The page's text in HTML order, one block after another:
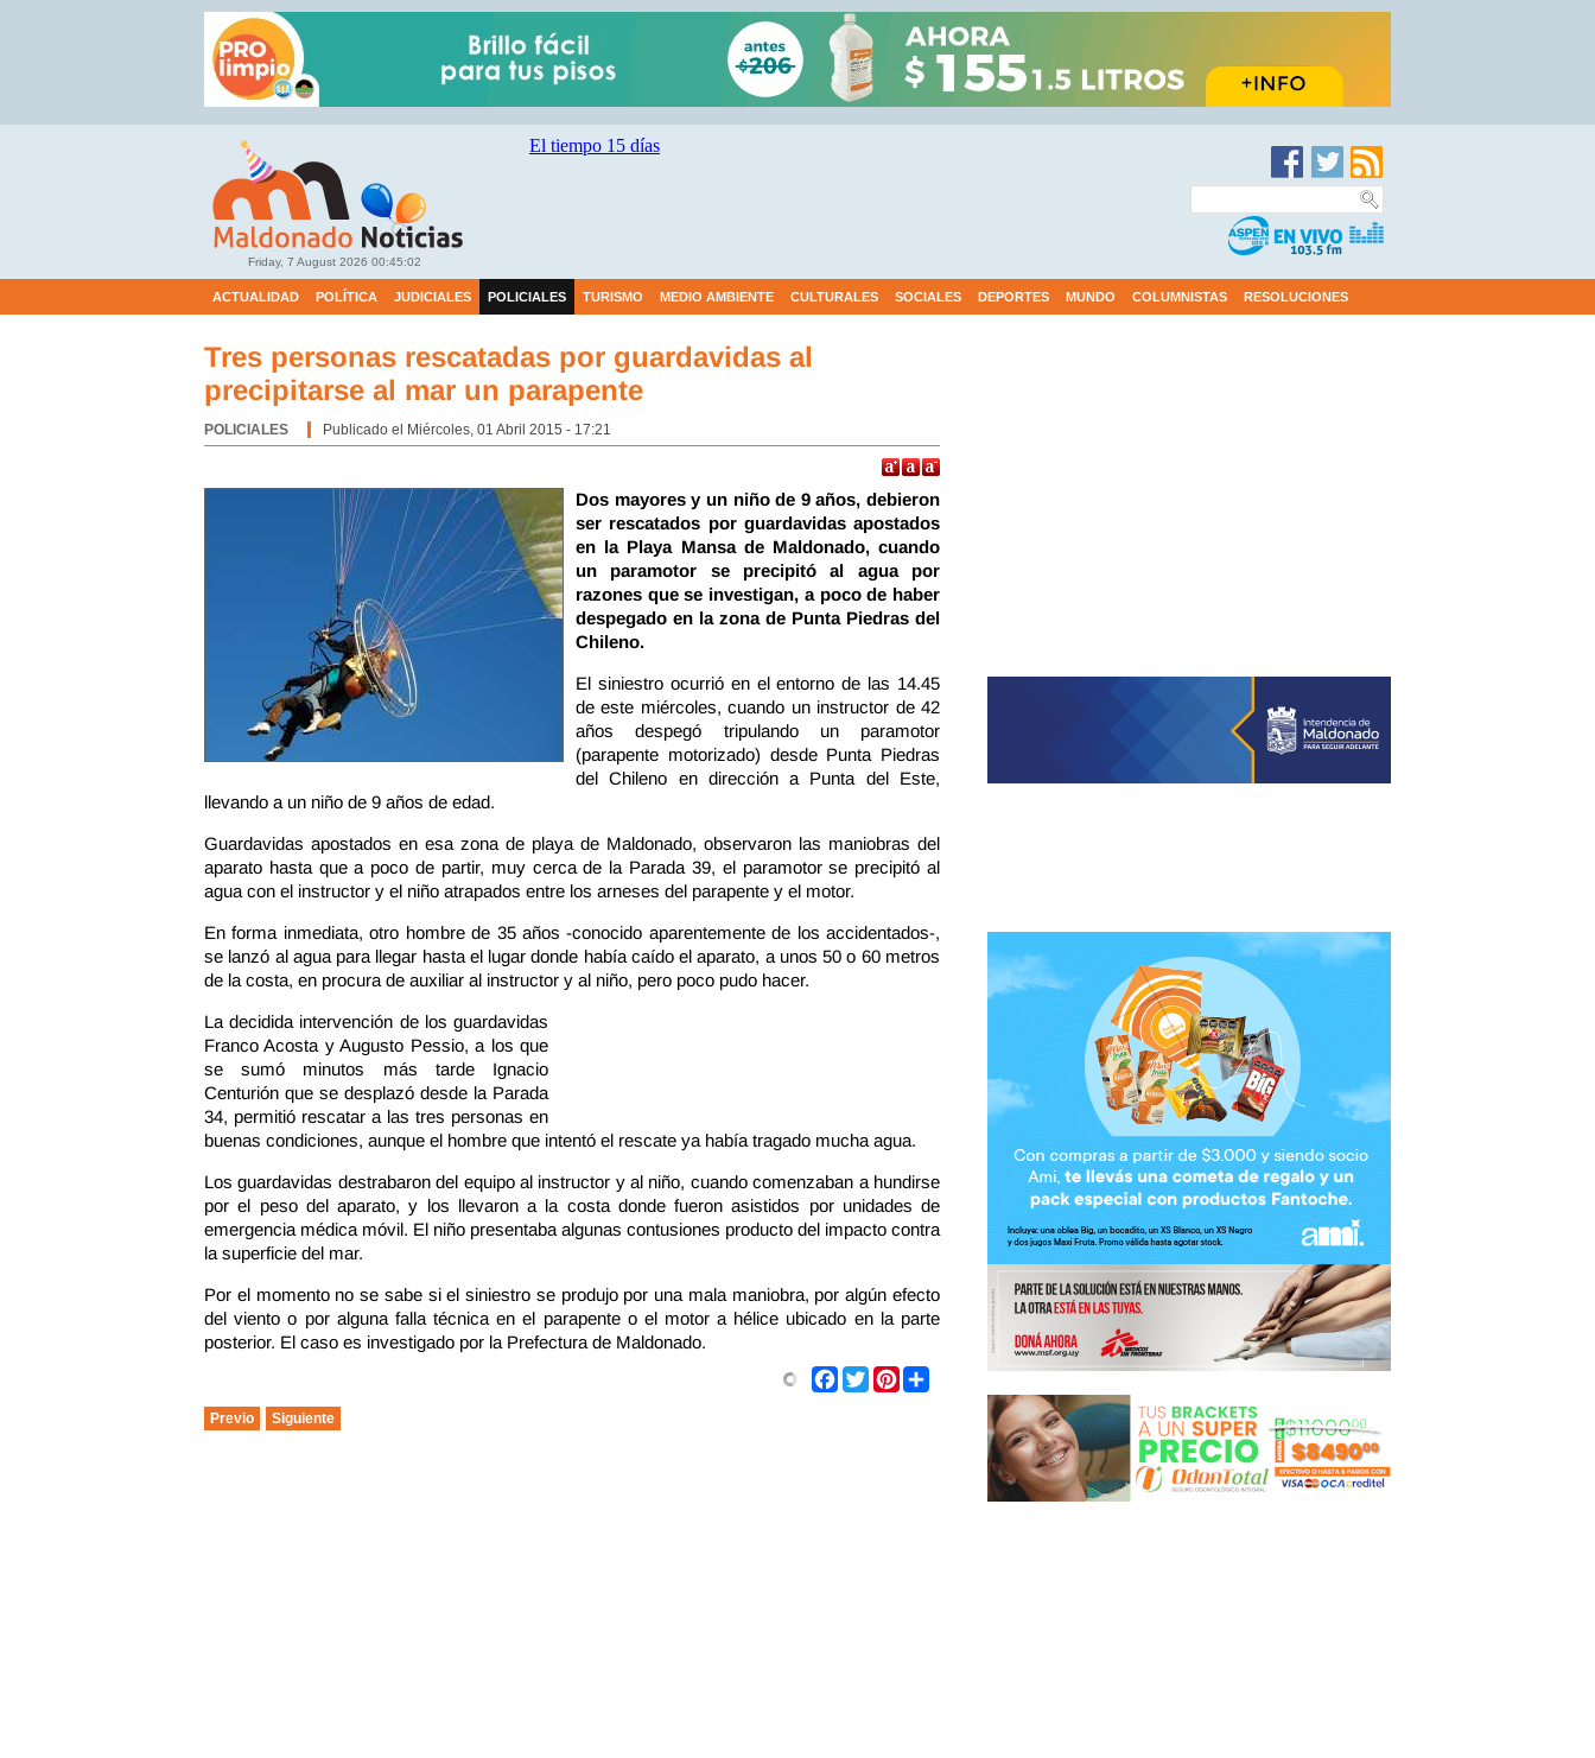
Friday, 7 August 2026 00:45:02
ACTUALIDAD POLÍTICA JUDICIALES POLICIALES TURISMO MEDIO AMBIENTE CULTURALES SOCIALES DEPORTES MUNDO COLUMNISTAS RESOLUCIONES
Tres personas rescatadas por guardavidas al
precipitarse al mar un parapente
POLICIALES Publicado el Miércoles, 01 Abril 2015 - 17:21
Dos mayores y un niño de 9 años, debieron
ser rescatados por guardavidas apostados
en la Playa Mansa de Maldonado, cuando
un paramotor se precipitó al agua por
razones que se investigan, a poco de haber
despegado en la zona de Punta Piedras del
Chileno.
El siniestro ocurrió en el entorno de las 14.45
de este miércoles, cuando un instructor de 42
años despegó tripulando un paramotor
(parapente motorizado) desde Punta Piedras
del Chileno en dirección a Punta del Este,
llevando a un niño de 9 años de edad.
Guardavidas apostados en esa zona de playa de Maldonado, observaron las maniobras del
aparato hasta que a poco de partir, muy cerca de la Parada 39, el paramotor se precipitó al
agua con el instructor y el niño atrapados entre los arneses del parapente y el motor.
En forma inmediata, otro hombre de 35 años -conocido aparentemente de los accidentados-,
se lanzó al agua para llegar hasta el lugar donde había caído el aparato, a unos 50 o 60 metros
de la costa, en procura de auxiliar al instructor y al niño, pero poco pudo hacer.
La decidida intervención de los guardavidas
Franco Acosta y Augusto Pessio, a los que
se sumó minutos más tarde Ignacio
Centurión que se desplazó desde la Parada
34, permitió rescatar a las tres personas en
buenas condiciones, aunque el hombre que intentó el rescate ya había tragado mucha agua.
Los guardavidas destrabaron del equipo al instructor y al niño, cuando comenzaban a hundirse
por el peso del aparato, y los llevaron a la costa donde fueron asistidos por unidades de
emergencia médica móvil. El niño presentaba algunas contusiones producto del impacto contra
la superficie del mar.
Por el momento no se sabe si el siniestro se produjo por una mala maniobra, por algún efecto
del viento o por alguna falla técnica en el parapente o el motor a hélice ubicado en la parte
posterior. El caso es investigado por la Prefectura de Maldonado.
Facebook
TwitterPinterest
Previo Siguiente